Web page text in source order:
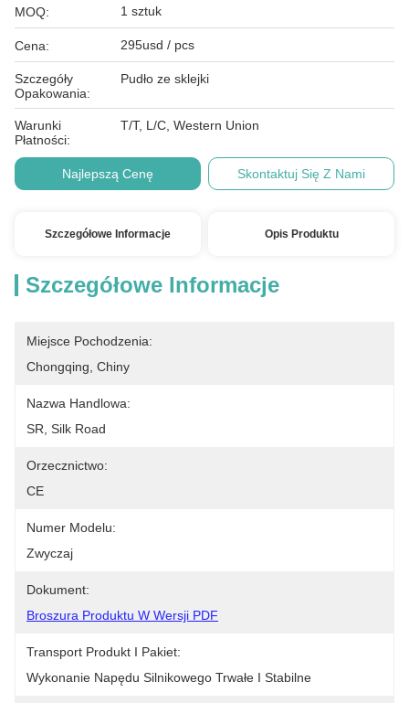
MOQ: 1 sztuk
Cena: 295usd / pcs
Szczegóły
Opakowania:
Pudło ze sklejki
Warunki
Płatności:
T/T, L/C, Western Union
Najlepszą Cenę Skontaktuj Się Z Nami
Szczegółowe Informacje Opis Produktu
Szczegółowe Informacje
Miejsce Pochodzenia:
Chongqing, Chiny
Nazwa Handlowa:
SR, Silk Road
Orzecznictwo:
CE
Numer Modelu:
Zwyczaj
Dokument:
Broszura Produktu W Wersji PDF
Transport Produkt I Pakiet:
Wykonanie Napędu Silnikowego Trwałe I Stabilne